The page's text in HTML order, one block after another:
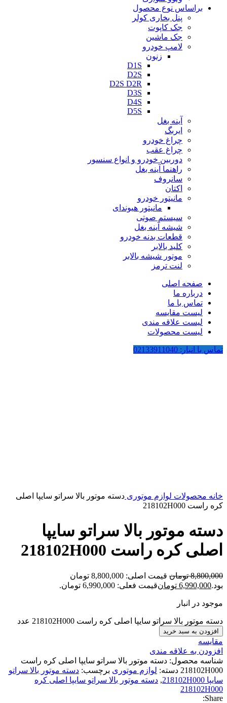
براساس نوع محصول
پنل بخاری کولر
جک کاپوت
جک ماشین
لامپ خودرو
زنون
D1S
D2S
D2S D2R
D3S
D4S
D5S
آینه بغل
ایربگ
چراغ خودرو
چراغ عقب
دوربین خودرو و انواع سنسور
راهنما آینه بغل
سانروف
اکتان
مانیتور خودرو
مانیتور هیوندای
سیستم صوتی
شیشه آینه بغل
قطعات بدنه خودرو
کلید بالابر
موتور شیشه بالابر
لنت ترمز
صفحه اصلی
درباره ما
تماس با ما
لیست مقایسه
لیست علاقه مندی
لیست محصولات
تماس با انبار: 02133911040
خانه محصولات لوازم موتوری دسته موتور بالا سراتو سایپا اصلی
کره راست 218102H000
دسته موتور بالا سراتو سایپا
اصلی کره راست 218102H000
8,800,000 تومان
قیمت اصلی: 8,800,000 تومان
بود.6,990,000 تومانقیمت فعلی: 6,990,000 تومان.
موجود در انبار
دسته موتور بالا سراتو سایپا اصلی کره راست 218102H000 عدد
افزودن به سبد خرید
مقایسه
افزودن به علاقه مندی
شناسه محصول: دسته موتور بالا سراتو سایپا اصلی کره راست
218102H000 دسته: لوازم موتوری برچسب: دسته موتور بالا سراتو
سایپا 218102H000
, دسته موتور بالا سراتو سایپا اصلی کره
218102H000
Share: